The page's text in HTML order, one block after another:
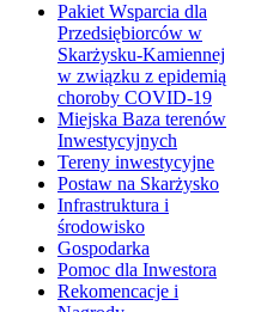
Pakiet Wsparcia dla
Przedsiębiorców w
Skarżysku-Kamiennej
w związku z epidemią
choroby COVID-19
Miejska Baza terenów
Inwestycyjnych
Tereny inwestycyjne
Postaw na Skarżysko
Infrastruktura i
środowisko
Gospodarka
Pomoc dla Inwestora
Rekomencacje i